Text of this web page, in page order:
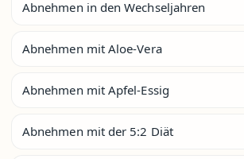
Abnehmen in den Wechseljahren
Abnehmen mit Aloe-Vera
Abnehmen mit Apfel-Essig
Abnehmen mit der 5:2 Diät